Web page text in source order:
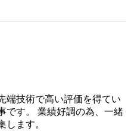
端技術で高い評価を得てい
です。 業績好調の為、一緒
します。